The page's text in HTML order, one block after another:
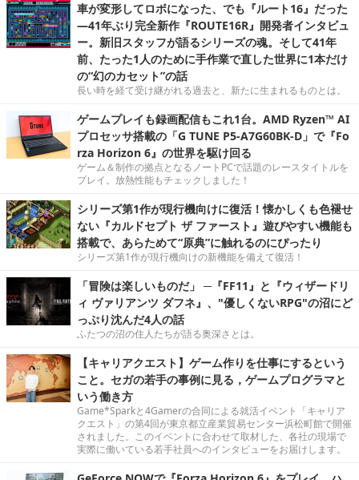
車が変形してロボになった、でも『ルート16』だった
―41年ぶり完全新作『ROUTE16R』開発者インタビュ
ー。新旧スタッフが語るシリーズの魂。そして41年
前、たった1人のために手作業で直した世界に1本だけ
の“幻のカセット”の話
長い時を経て受け継がれる過去と、新たに生まれるものとは。
ゲームプレイも録画配信もこれ1台。AMD Ryzen™ AI
プロセッサ搭載の「G TUNE P5-A7G60BK-D」で『Fo
rza Horizon 6』の世界を駆け回る
ゲーム＆制作の拠点となるノートPCで話題のレースタイトルを
プレイ。放熱性能もチェックしました！
シリーズ第1作が現行機向けに復活！懐かしくも色褪せ
ない『カルドセプト ザ ファースト』遊びやすい機能も
搭載で、あらためて“原典”に触れるのにぴったり
シリーズ第1作が現行機向けの新機能を備えて復活！
「冒険は楽しいものだ」 ─『FF11』と『ウィザードリ
ィ ヴァリアンツ ダフネ』、"優しくないRPG"の沼にど
っぷり沈んだ4人の話
ふたつの沼の住人たちが語る奥深さとは。
【キャリアクエスト】ゲーム作りを仕事にするという
こと。セガの若手の事例に見る，ゲームプログラマと
いう働き方
Game*Sparkと4Gamerの合同による就活イベント「キャリア
クエスト」の第4回が東京都立産業貿易センター浜松町館で開催
されました。このイベントに合わせて取材した、各社の現場で
実際に働いている若手社員へのインタビューをお届けします。